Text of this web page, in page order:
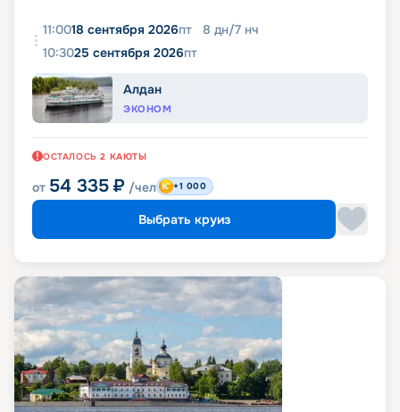
11:0018 сентября 2026пт 8 дн/7 нч
10:3025 сентября 2026пт
Алдан
ЭКОНОМ
ОСТАЛОСЬ 2 КАЮТЫ
от 54 335 ₽ /чел +1 000
Выбрать круиз